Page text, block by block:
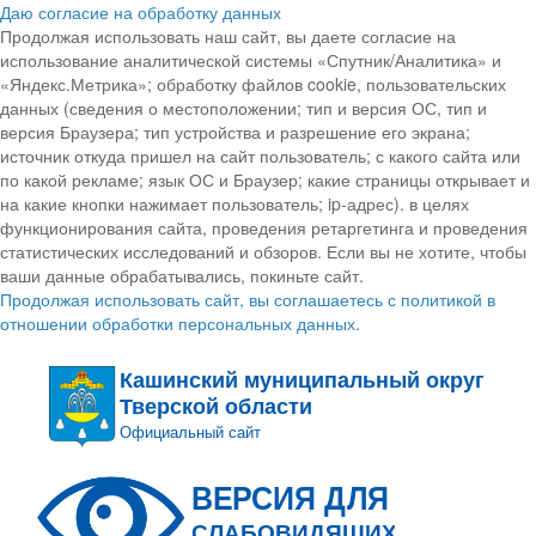
Даю согласие на обработку данных
Продолжая использовать наш сайт, вы даете согласие на
использование аналитической системы «Спутник/Аналитика» и
«Яндекс.Метрика»; обработку файлов cookie, пользовательских
данных (сведения о местоположении; тип и версия ОС, тип и
версия Браузера; тип устройства и разрешение его экрана;
источник откуда пришел на сайт пользователь; с какого сайта или
по какой рекламе; язык ОС и Браузер; какие страницы открывает и
на какие кнопки нажимает пользователь; ip-адрес). в целях
функционирования сайта, проведения ретаргетинга и проведения
статистических исследований и обзоров. Если вы не хотите, чтобы
ваши данные обрабатывались, покиньте сайт.
Продолжая использовать сайт, вы соглашаетесь с политикой в
отношении обработки персональных данных.